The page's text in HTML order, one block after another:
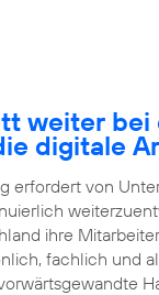
weiter bei
digitale
erfordert von
ihre
fachlich und